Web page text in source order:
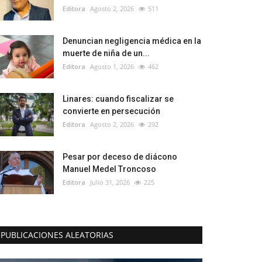
Editora Agosto 2, 2026 511
Denuncian negligencia médica en la
muerte de niña de un...
Editora Agosto 1, 2026 462
Linares: cuando fiscalizar se
convierte en persecución
Editora Agosto 2, 2026 292
Pesar por deceso de diácono
Manuel Medel Troncoso
Editora Julio 31, 2026 225
PUBLICACIONES ALEATORIAS